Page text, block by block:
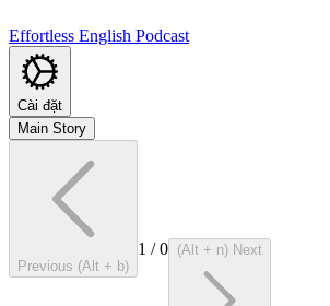
Effortless English Podcast
Cài đặt
Main Story
Previous (Alt + b)
1 /0 (Alt + n) Next